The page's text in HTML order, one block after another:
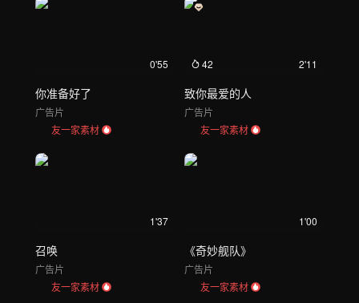
0'55
你准备好了
广告片
友一家素材
42 2'11
致你最爱的人
广告片
友一家素材
1'37
召唤
广告片
友一家素材
1'00
《奇妙舰队》
广告片
友一家素材